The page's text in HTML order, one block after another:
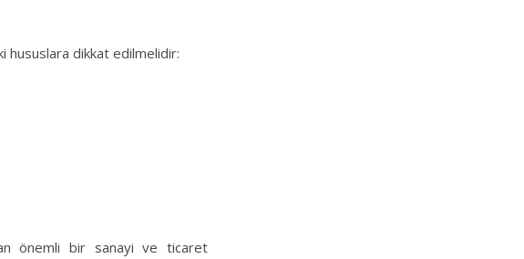
hususlara dikkat edilmelidir:
önemli bir sanayi ve ticaret